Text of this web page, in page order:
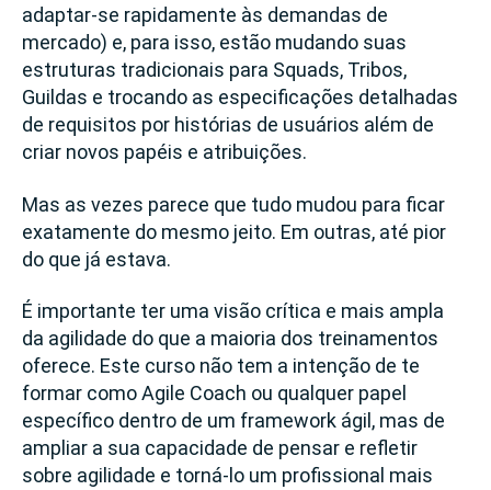
adaptar-se rapidamente às demandas de
mercado) e, para isso, estão mudando suas
estruturas tradicionais para Squads, Tribos,
Guildas e trocando as especificações detalhadas
de requisitos por histórias de usuários além de
criar novos papéis e atribuições.
Mas as vezes parece que tudo mudou para ficar
exatamente do mesmo jeito. Em outras, até pior
do que já estava.
É importante ter uma visão crítica e mais ampla
da agilidade do que a maioria dos treinamentos
oferece. Este curso não tem a intenção de te
formar como Agile Coach ou qualquer papel
específico dentro de um framework ágil, mas de
ampliar a sua capacidade de pensar e refletir
sobre agilidade e torná-lo um profissional mais